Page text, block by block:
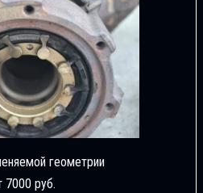
геометрии
7000 руб.